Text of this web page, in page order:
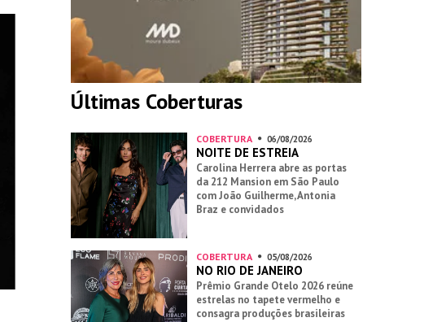
Últimas Coberturas
COBERTURA 06/08/2026
NOITE DE ESTREIA
Carolina Herrera abre as portas
da 212 Mansion em São Paulo
com João Guilherme, Antonia
Braz e convidados
COBERTURA 05/08/2026
NO RIO DE JANEIRO
Prêmio Grande Otelo 2026 reúne
estrelas no tapete vermelho e
consagra produções brasileiras